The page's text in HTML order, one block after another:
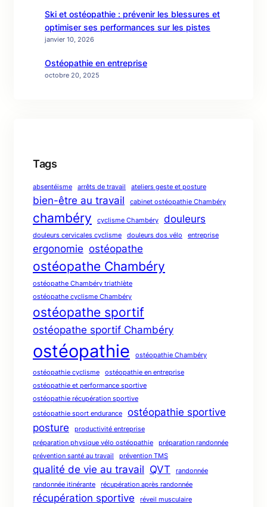
Ski et ostéopathie : prévenir les blessures et
optimiser ses performances sur les pistes
janvier 10, 2026
Ostéopathie en entreprise
octobre 20, 2025
Tags
absentéisme arrêts de travail ateliers geste et posture
bien-être au travail cabinet ostéopathie Chambéry
chambéry cyclisme Chambéry douleurs
douleurs cervicales cyclisme douleurs dos vélo entreprise
ergonomie ostéopathe
ostéopathe Chambéry
ostéopathe Chambéry triathlète
ostéopathe cyclisme Chambéry
ostéopathe sportif
ostéopathe sportif Chambéry
ostéopathie ostéopathie Chambéry
ostéopathie cyclisme
ostéopathie en entreprise
ostéopathie et performance sportive
ostéopathie récupération sportive
ostéopathie sport endurance
ostéopathie sportive
posture
productivité entreprise
préparation physique vélo ostéopathie
préparation randonnée
prévention santé au travail
prévention TMS
qualité de vie au travail QVT
randonnée
randonnée itinérante
récupération après randonnée
récupération sportive réveil musculaire